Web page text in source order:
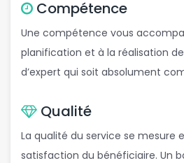
Compétence
Une compétence vous
planification et à la réalisation de
d’expert qui soit absolument
Qualité
La qualité du service se mesure
satisfaction du bénéficiaire. Un